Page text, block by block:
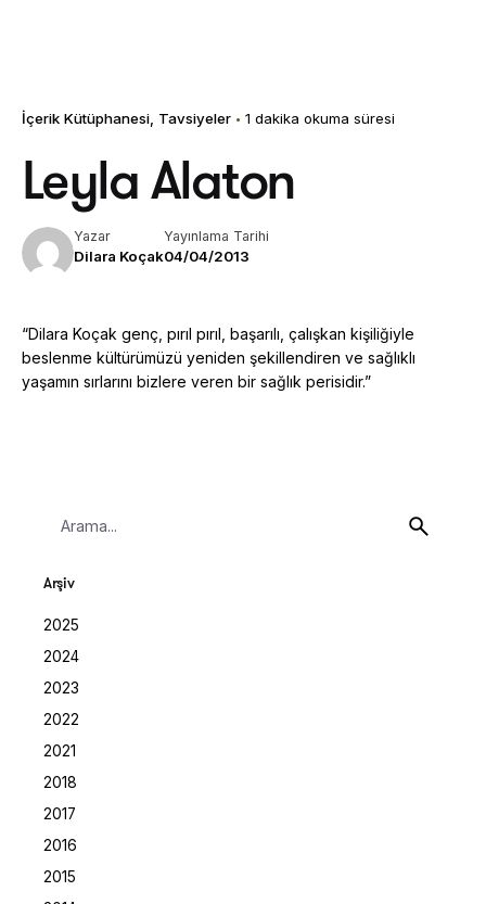
İçerik Kütüphanesi Tavsiyeler 1 dakika okuma süresi
Leyla Alaton
Yazar
Dilara Koçak
Yayınlama Tarihi
04/04/2013
“Dilara Koçak genç, pırıl pırıl, başarılı, çalışkan kişiliğiyle
beslenme kültürümüzü yeniden şekillendiren ve sağlıklı
yaşamın sırlarını bizlere veren bir sağlık perisidir.”
Arşiv
2025
2024
2023
2022
2021
2018
2017
2016
2015